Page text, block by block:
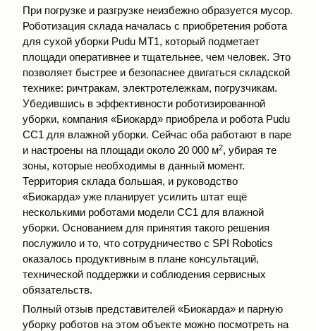
При погрузке и разгрузке неизбежно образуется мусор.
Роботизация склада началась с приобретения робота
для сухой уборки Pudu МТ1, который подметает
площади оперативнее и тщательнее, чем человек. Это
позволяет быстрее и безопаснее двигаться складской
технике: ричтракам, электротележкам, погрузчикам.
Убедившись в эффективности роботизированной
уборки, компания «Биокард» приобрела и робота Pudu
СС1 для влажной уборки. Сейчас оба работают в паре
и настроены на площади около 20 000 м2, убирая те
зоны, которые необходимы в данный момент.
Территория склада большая, и руководство
«Биокарда» уже планирует усилить штат ещё
несколькими роботами модели СС1 для влажной
уборки. Основанием для принятия такого решения
послужило и то, что сотрудничество с SPI Robotics
оказалось продуктивным в плане консультаций,
технической поддержки и соблюдения сервисных
обязательств.
Полный отзыв представителей «Биокарда» и парную
уборку роботов на этом объекте можно посмотреть на